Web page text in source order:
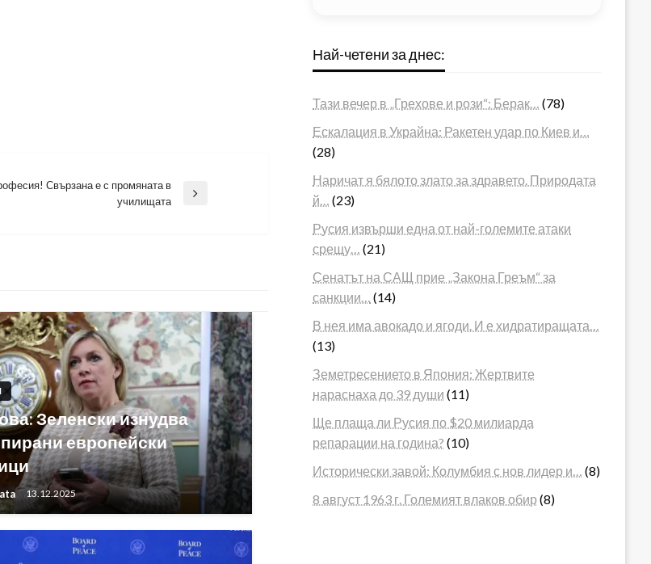
Свързана е с промяната в
училищата
Зеленски изнудва
европейски
13.12.2025
Най-четени за днес:
Тази вечер в „Грехове и рози“: Берак…
(78)
Ескалация в Украйна: Ракетен удар по Киев и…
(28)
Наричат я бялото злато за здравето. Природата
й…
(23)
Русия извърши една от най-големите атаки
срещу…
(21)
Сенатът на САЩ прие „Закона Греъм“ за
санкции…
(14)
В нея има авокадо и ягоди. И е хидратиращата…
(13)
Земетресението в Япония: Жертвите
нараснаха до 39 души (11)
Ще плаща ли Русия по $20 милиарда
репарации на година? (10)
Исторически завой: Колумбия с нов лидер и…
(8)
8 август 1963 г. Големият влаков обир (8)